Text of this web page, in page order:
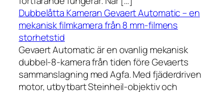
Dubbelåtta Kameran Gevaert Automatic – en
mekanisk filmkamera från 8 mm-filmens
storhetstid
Gevaert Automatic är en ovanlig mekanisk
dubbel-8-kamera från tiden före Gevaerts
sammanslagning med Agfa. Med fjäderdriven
motor, utbytbart Steinheil-objektiv och